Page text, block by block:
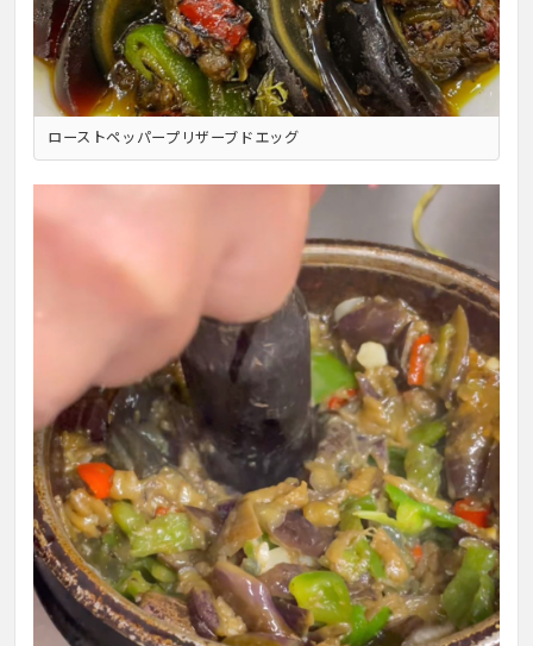
ローストペッパープリザーブドエッグ